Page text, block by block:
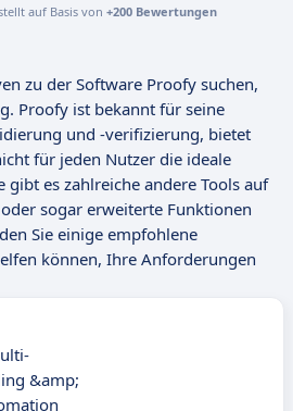
auf Basis von +200 Bewertungen
zu der Software Proofy suchen,
Proofy ist bekannt für seine
und -verifizierung, bietet
für jeden Nutzer die ideale
gibt es zahlreiche andere Tools auf
sogar erweiterte Funktionen
Sie einige empfohlene
können, Ihre Anforderungen
&amp;